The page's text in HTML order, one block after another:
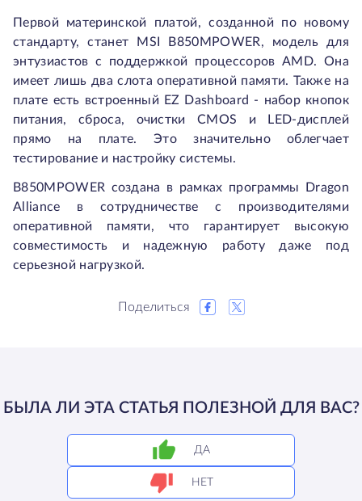
Первой материнской платой, созданной по новому
стандарту, станет MSI B850MPOWER, модель для
энтузиастов с поддержкой процессоров AMD. Она
имеет лишь два слота оперативной памяти. Также на
плате есть встроенный EZ Dashboard - набор кнопок
питания, сброса, очистки CMOS и LED-дисплей
прямо на плате. Это значительно облегчает
тестирование и настройку системы.
B850MPOWER создана в рамках программы Dragon
Alliance в сотрудничестве с производителями
оперативной памяти, что гарантирует высокую
совместимость и надежную работу даже под
серьезной нагрузкой.
Поделиться
БЫЛА ЛИ ЭТА СТАТЬЯ ПОЛЕЗНОЙ ДЛЯ ВАС?
ДА
НЕТ